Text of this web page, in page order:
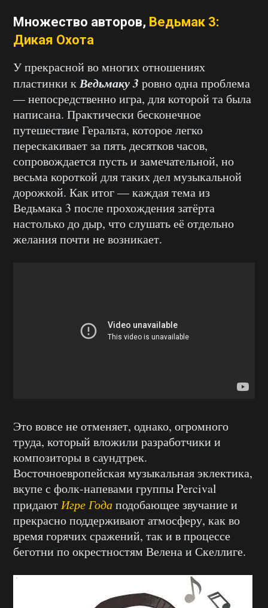
Множество авторов, Ведьмак 3:
Дикая Охота
У прекрасной во многих отношениях
пластинки кВедьмаку 3 ровно одна проблема
— непосредственно игра, для которой та была
написана. Практически бесконечное
путешествие Геральта, которое легко
перескакивает за пять десятков часов,
сопровождается пусть и замечательной, но
весьма короткой для таких дел музыкальной
дорожкой. Как итог — каждая тема из
Ведьмака 3 после прохождения затёрта
настолько до дыр, что слушать её отдельно
желания почти не возникает.
Это вовсе не отменяет, однако, огромного
труда, который вложили разработчики и
композиторы в саундтрек.
Восточноевропейская музыкальная эклектика,
вкупе с фолк-напевами группы Percival
придают Игре Годаподобающее звучание и
прекрасно поддерживают атмосферу, как во
время горячих сражений, так и в процессе
беготни по окрестностям Велена и Скеллиге.